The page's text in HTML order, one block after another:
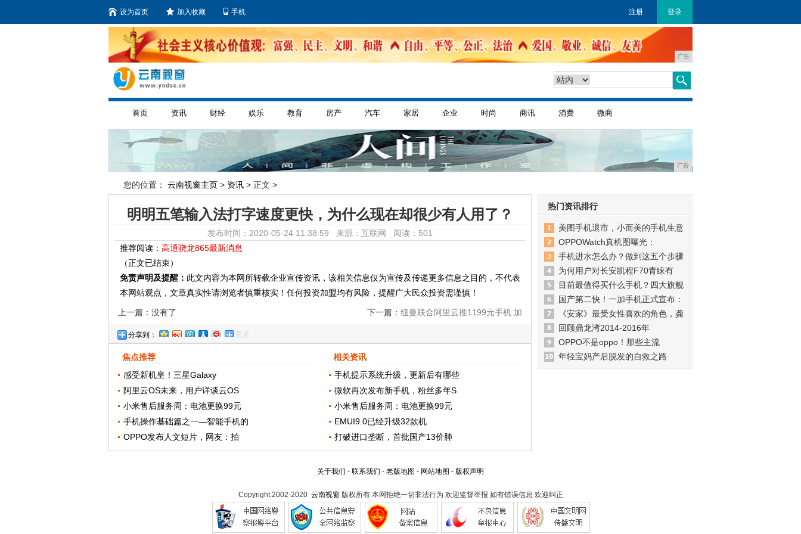
设为首页 加入收藏 手机 注册 登录
广告
首页 资讯 财经 娱乐 教育 房产 汽车 家居 企业 时尚 商讯 消费 微商
广告
您的位置： 云南视窗主页 > 资讯 > 正文 >
明明五笔输入法打字速度更快，为什么现在却很少有人用了？
发布时间：2020-05-24 11:38:59 来源：互联网 阅读：501
推荐阅读： 高通骁龙865最新消息
（正文已结束）
免责声明及提醒： 此文内容为本网所转载企业宣传资讯，该相关信息仅为宣传及传递更多信息之目的，不代表
本网站观点，文章真实性请浏览者慎重核实！任何投资加盟均有风险，提醒广大民众投资需谨慎！
上一篇：没有了 下一篇： 纽曼联合阿里云推1199元手机 加
分享到： 更多
焦点推荐
感受新机皇！三星Galaxy
阿里云OS未来，用户详谈云OS
小米售后服务周：电池更换99元
手机操作基础篇之一—智能手机的
OPPO发布人文短片，网友：拍
相关资讯
手机提示系统升级，更新后有哪些
微软再次发布新手机，粉丝多年S
小米售后服务周：电池更换99元
EMUI9.0已经升级32款机
打破进口垄断，首批国产13价肺
热门资讯排行
美图手机退市，小而美的手机生意
OPPOWatch真机图曝光：
手机进水怎么办？做到这五个步骤
为何用户对长安凯程F70青睐有
目前最值得买什么手机？四大旗舰
国产第二快！一加手机正式宣布：
《安家》最受女性喜欢的角色，龚
回顾鼎龙湾2014-2016年
OPPO不是oppo！那些主流
年轻宝妈产后脱发的自救之路
关于我们 - 联系我们 - 老版地图 - 网站地图 - 版权声明
Copyright.2002-2020 云南视窗版权所有 本网拒绝一切非法行为 欢迎监督举报 如有错误信息 欢迎纠正